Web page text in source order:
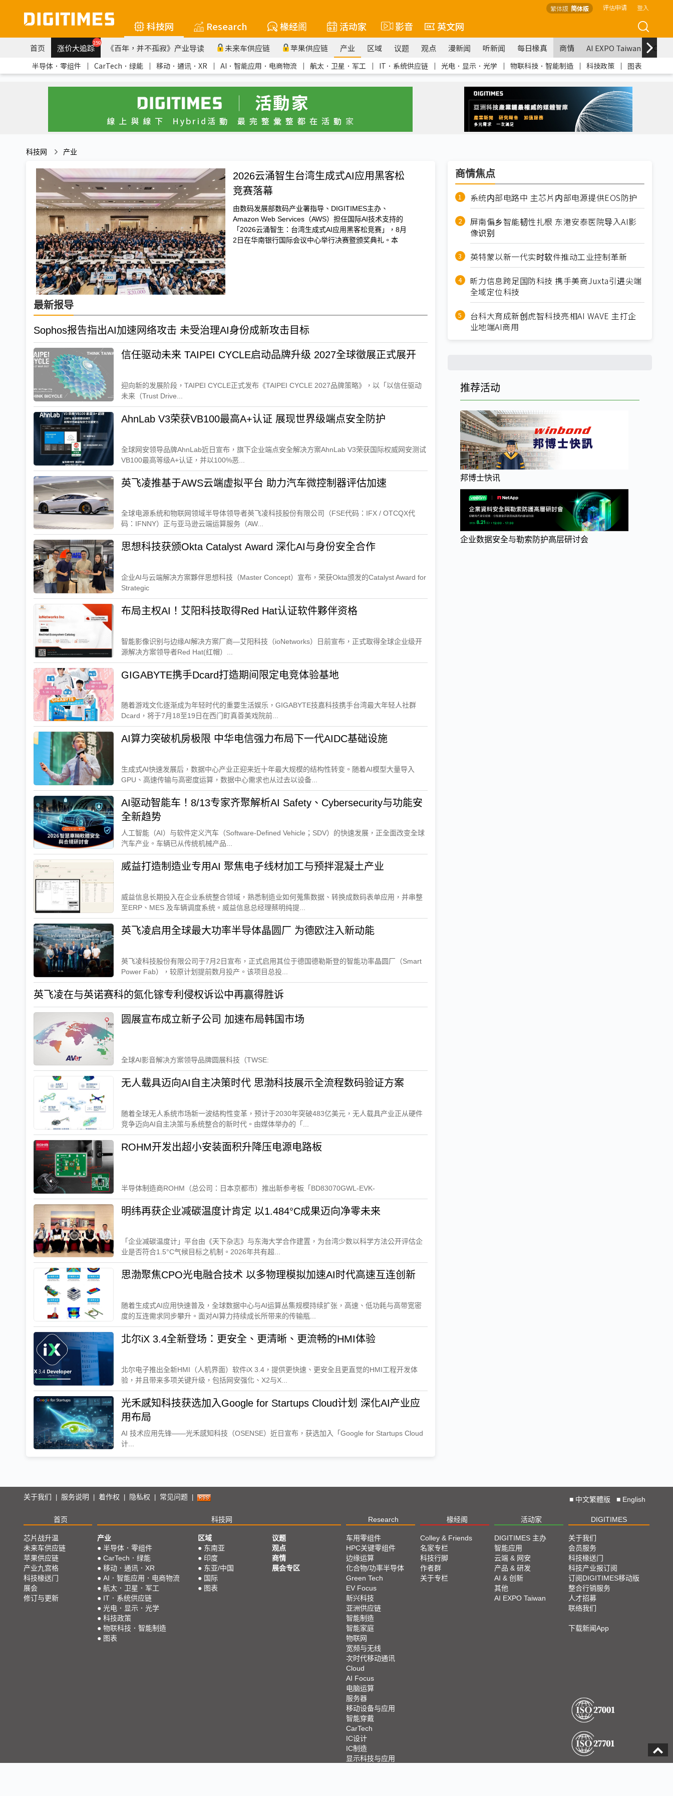
繁体版 简体版 评估申请 登入
科技网 Research 椽经阁 活动家 影音 英文网
首页 涨价大追踪259 《百年，并不孤寂》产业导读 未来车供应链 苹果供应链 产业 区域 议题 观点 漫新闻 听新闻 每日椽真 商情 AI EXPO Taiwan
半导体．零组件 ｜ CarTech．绿能 ｜ 移动．通讯．XR ｜ AI．智能应用．电商物流 ｜ 航太．卫星．军工 ｜ IT．系统供应链 ｜ 光电．显示．光学 ｜ 物联科技．智能制造 ｜ 科技政策 ｜ 图表
科技网 产业
2026云涌智生台湾生成式AI应用黑客松
竞赛落幕
由数码发展部数码产业署指导、DIGITIMES主办、
Amazon Web Services（AWS）担任国际AI技术支持的
「2026云涌智生：台湾生成式AI应用黑客松竞赛」，8月
2日在华南银行国际会议中心举行决赛暨颁奖典礼。本
最新报导
Sophos报告指出AI加速网络攻击 未受治理AI身份成新攻击目标
信任驱动未来 TAIPEI CYCLE启动品牌升级 2027全球徵展正式展开
迎向新的发展阶段，TAIPEI CYCLE正式发布《TAIPEI CYCLE 2027品牌策略》，以「以信任驱动
未来（Trust Drive...
AhnLab V3荣获VB100最高A+认证 展现世界级端点安全防护
全球网安领导品牌AhnLab近日宣布，旗下企业端点安全解决方案AhnLab V3荣获国际权威网安测试
VB100最高等级A+认证，并以100%恶...
英飞凌推基于AWS云端虚拟平台 助力汽车微控制器评估加速
全球电源系统和物联网领域半导体领导者英飞凌科技股份有限公司（FSE代码：IFX / OTCQX代
码：IFNNY）正与亚马逊云端运算服务（AW...
思想科技获颁Okta Catalyst Award 深化AI与身份安全合作
企业AI与云端解决方案夥伴思想科技（Master Concept）宣布，荣获Okta颁发的Catalyst Award for
Strategic
布局主权AI！艾阳科技取得Red Hat认证软件夥伴资格
智能影像识别与边缘AI解决方案厂商—艾阳科技（ioNetworks）日前宣布，正式取得全球企业级开
源解决方案领导者Red Hat(红帽）...
GIGABYTE携手Dcard打造期间限定电竞体验基地
随着游戏文化逐渐成为年轻时代的重要生活娱乐，GIGABYTE技嘉科技携手台湾最大年轻人社群
Dcard，将于7月18至19日在西门町真善美戏院前...
AI算力突破机房极限 中华电信强力布局下一代AIDC基础设施
生成式AI快速发展后，数据中心产业正迎来近十年最大规模的结构性转变。随着AI模型大量导入
GPU、高速传输与高密度运算，数据中心需求也从过去以设备...
AI驱动智能车！8/13专家齐聚解析AI Safety、Cybersecurity与功能安
全新趋势
人工智能（AI）与软件定义汽车（Software-Defined Vehicle；SDV）的快速发展，正全面改变全球
汽车产业。车辆已从传统机械产品...
威益打造制造业专用AI 聚焦电子线材加工与预拌混凝土产业
威益信息长期投入在企业系统整合领域，熟悉制造业如何蒐集数据、转换成数码表单应用，并串整
至ERP、MES 及车辆调度系统。威益信息总经理蔡明纯提...
英飞凌启用全球最大功率半导体晶圆厂 为德欧注入新动能
英飞凌科技股份有限公司于7月2日宣布，正式启用其位于德国德勒斯登的智能功率晶圆厂（Smart
Power Fab），较原计划提前数月投产。该项目总投...
英飞凌在与英诺赛科的氮化镓专利侵权诉讼中再赢得胜诉
圆展宣布成立新子公司 加速布局韩国市场
全球AI影音解决方案领导品牌圆展科技（TWSE:
无人载具迈向AI自主决策时代 思渤科技展示全流程数码验证方案
随着全球无人系统市场新一波结构性变革，预计于2030年突破483亿美元，无人载具产业正从硬件
竞争迈向AI自主决策与系统整合的新时代。由媒体举办的「...
ROHM开发出超小安装面积升降压电源电路板
半导体制造商ROHM（总公司：日本京都市）推出新参考板「BD83070GWL-EVK-
明纬再获企业减碳温度计肯定 以1.484°C成果迈向净零未来
「企业减碳温度计」平台由《天下杂志》与东海大学合作建置，为台湾少数以科学方法公开评估企
业是否符合1.5°C气候目标之机制。2026年共有超...
思渤聚焦CPO光电融合技术 以多物理模拟加速AI时代高速互连创新
随着生成式AI应用快速普及，全球数据中心与AI运算丛集规模持续扩张，高速、低功耗与高带宽密
度的互连需求同步攀升。面对AI算力持续成长所带来的传输瓶...
北尔iX 3.4全新登场：更安全、更清晰、更流畅的HMI体验
北尔电子推出全新HMI（人机界面）软件iX 3.4，提供更快速、更安全且更直觉的HMI工程开发体
验，并且带来多项关键升级，包括网安强化、X2与X...
光禾感知科技获选加入Google for Startups Cloud计划 深化AI产业应
用布局
AI 技术应用先锋——光禾感知科技（OSENSE）近日宣布，获选加入「Google for Startups Cloud
计...
商情焦点
系统内部电路中 主芯片内部电源提供EOS防护
屏南偏乡智能韧性扎根 东港安泰医院导入AI影
像识别
英特蒙以新一代实时软件推动工业控制革新
昕力信息跨足国防科技 携手美商Juxta引进尖端
全域定位科技
台科大育成新创虎智科技亮相AI WAVE 主打企
业地端AI商用
推荐活动
邦博士快讯
企业数据安全与勒索防护高层研讨会
关于我们 服务说明 着作权 隐私权 常见问题 ■ 中文繁體版 ■ English
首页 科技网 Research 椽经阁 活动家 DIGITIMES
芯片战升温
未来车供应链
苹果供应链
产业九宫格
科技椽送门
展会
修订与更新
产业
● 半导体．零组件
● CarTech．绿能
● 移动．通讯．XR
● AI．智能应用．电商物流
● 航太．卫星．军工
● IT．系统供应链
● 光电．显示．光学
● 科技政策
● 物联科技．智能制造
● 图表
区域
● 东南亚
● 印度
● 东亚/中国
● 国际
● 图表
议题
观点
商情
展会专区
车用零组件
HPC关键零组件
边缘运算
化合物/功率半导体
Green Tech
EV Focus
新兴科技
亚洲供应链
智能制造
智能家庭
物联网
宽频与无线
次时代移动通讯
Cloud
AI Focus
电脑运算
服务器
移动设备与应用
智能穿戴
CarTech
IC设计
IC制造
显示科技与应用
Colley & Friends
名家专栏
科技行脚
作者群
关于专栏
DIGITIMES 主办
智能应用
云端 & 网安
产品 & 研发
AI & 创新
其他
AI EXPO Taiwan
关于我们
会员服务
科技椽送门
科技产业报订阅
订阅DIGITIMES移动版
整合行销服务
人才招募
联络我们
下载新闻App